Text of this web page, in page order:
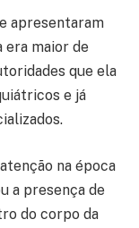
apresentaram
era maior de
que ela
e já
na época
a presença de
do corpo da